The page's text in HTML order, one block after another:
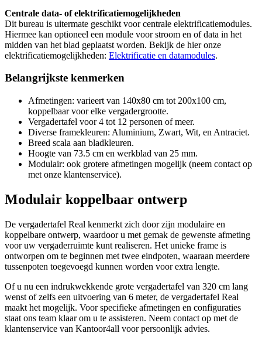
Centrale data- of elektrificatiemogelijkheden
Dit bureau is uitermate geschikt voor centrale elektrificatiemodules.
Hiermee kan optioneel een module voor stroom en of data in het
midden van het blad geplaatst worden. Bekijk de hier onze
elektrificatiemogelijkheden: Elektrificatie en datamodules.
Belangrijkste kenmerken
Afmetingen: varieert van 140x80 cm tot 200x100 cm,
koppelbaar voor elke vergadergrootte.
Vergadertafel voor 4 tot 12 personen of meer.
Diverse framekleuren: Aluminium, Zwart, Wit, en Antraciet.
Breed scala aan bladkleuren.
Hoogte van 73.5 cm en werkblad van 25 mm.
Modulair: ook grotere afmetingen mogelijk (neem contact op
met onze klantenservice).
Modulair koppelbaar ontwerp
De vergadertafel Real kenmerkt zich door zijn modulaire en
koppelbare ontwerp, waardoor u met gemak de gewenste afmeting
voor uw vergaderruimte kunt realiseren. Het unieke frame is
ontworpen om te beginnen met twee eindpoten, waaraan meerdere
tussenpoten toegevoegd kunnen worden voor extra lengte.
Of u nu een indrukwekkende grote vergadertafel van 320 cm lang
wenst of zelfs een uitvoering van 6 meter, de vergadertafel Real
maakt het mogelijk. Voor specifieke afmetingen en configuraties
staat ons team klaar om u te assisteren. Neem contact op met de
klantenservice van Kantoor4all voor persoonlijk advies.